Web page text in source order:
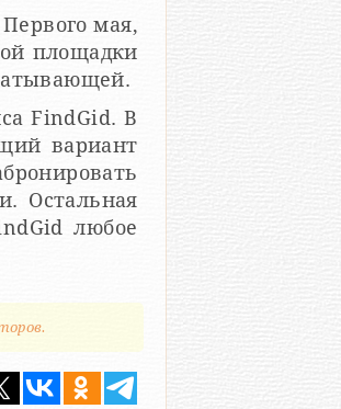
мая,
площадки
FindGid. В
вариант
Остальная
любое